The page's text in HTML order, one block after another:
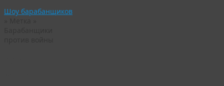
Шоу барабанщиков